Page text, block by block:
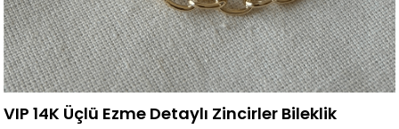
VIP 14K Üçlü Ezme Detaylı Zincirler Bileklik